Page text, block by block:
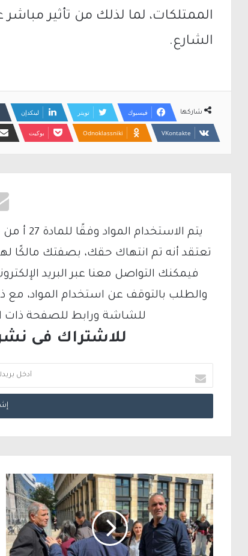
الممتلكات، لما لذلك من تأثير
الشارع.
شاركها فيسبوك تويتر لينكدإن
Odnoklassniki بوكيت
تعتقد أنه تم انتهاك حقك، بصفتك مالكًا
والطلب بالتوقف عن استخدام المواد،
للشاشة ورابط للصفحة ذات
للاشتراك فى
د
خ
ل
ب
ر
ي
د
ك